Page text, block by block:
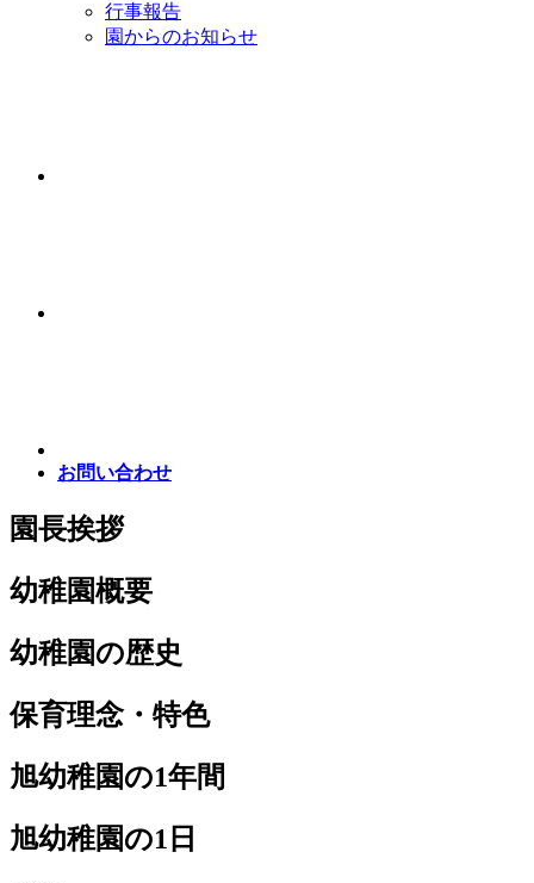
行事報告
園からのお知らせ
お問い合わせ
園長挨拶
幼稚園概要
幼稚園の歴史
保育理念・特色
旭幼稚園の1年間
旭幼稚園の1日